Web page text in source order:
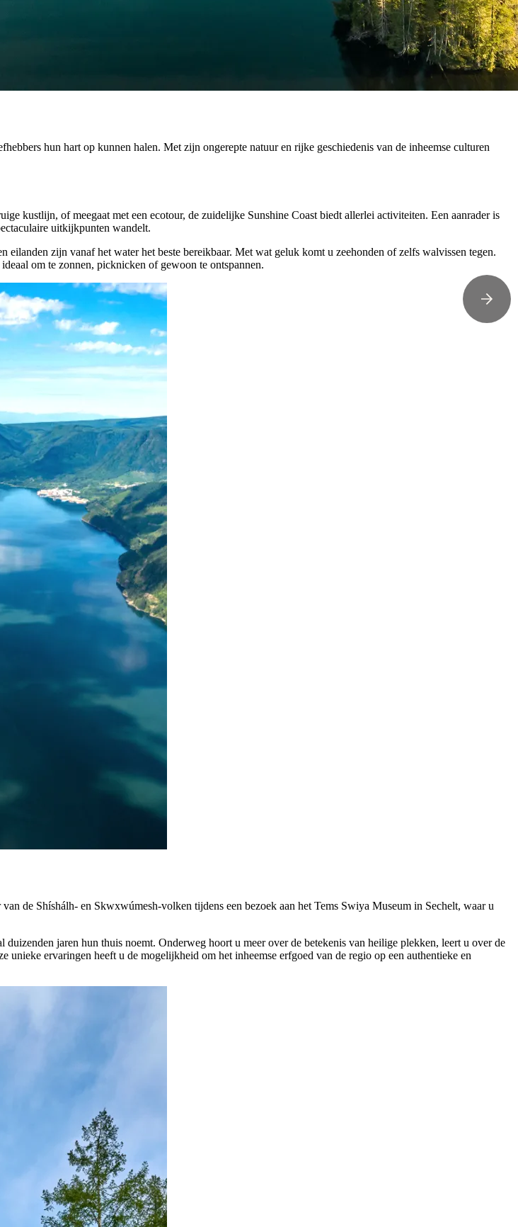
hun hart op kunnen halen. Met zijn ongerepte natuur en rijke geschiedenis van de inheemse culturen
kustlijn, of meegaat met een ecotour, de zuidelijke Sunshine Coast biedt allerlei activiteiten. Een aanrader is
uitkijkpunten wandelt.
zijn vanaf het water het beste bereikbaar. Met wat geluk komt u zeehonden of zelfs walvissen tegen.
om te zonnen, picknicken of gewoon te ontspannen.
de Shíshálh- en Skwxwúmesh-volken tijdens een bezoek aan het Tems Swiya Museum in Sechelt, waar u
duizenden jaren hun thuis noemt. Onderweg hoort u meer over de betekenis van heilige plekken, leert u over de
ervaringen heeft u de mogelijkheid om het inheemse erfgoed van de regio op een authentieke en